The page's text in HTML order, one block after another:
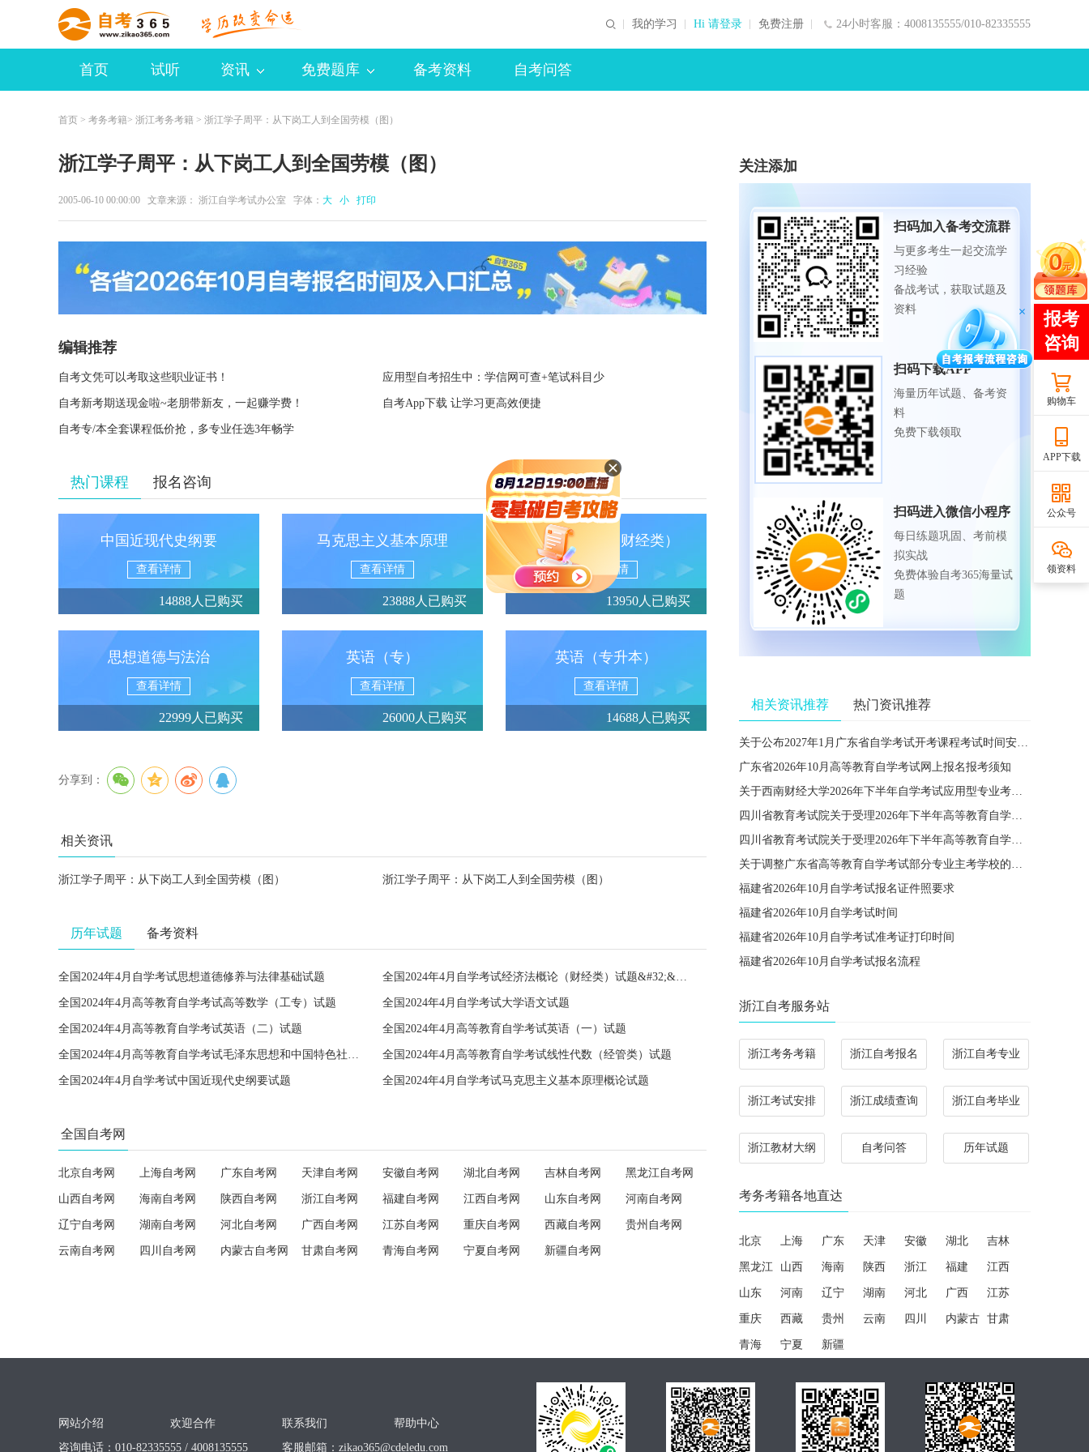
24小时客服：4008135555/010-82335555
我的学习 Hi 请登录 免费注册
首页 试听 资讯 免费题库 备考资料 自考问答
首页 > 考务考籍> 浙江考务考籍 > 浙江学子周平：从下岗工人到全国劳模（图）
浙江学子周平：从下岗工人到全国劳模（图）
2005-06-10 00:00:00 文章来源： 浙江自学考试办公室 字体： 大 小 打印
编辑推荐
自考文凭可以考取这些职业证书！ 应用型自考招生中：学信网可查+笔试科目少
自考新考期送现金啦~老朋带新友，一起赚学费！ 自考App下载 让学习更高效便捷
自考专/本全套课程低价抢，多专业任选3年畅学
热门课程 报名咨询
中国近现代史纲要
查看详情
14888人已购买
马克思主义基本原理
查看详情
23888人已购买
政治经济学（财经类）
查看详情
13950人已购买
思想道德与法治
查看详情
22999人已购买
英语（专）
查看详情
26000人已购买
英语（专升本）
查看详情
14688人已购买
分享到：
相关资讯
浙江学子周平：从下岗工人到全国劳模（图） 浙江学子周平：从下岗工人到全国劳模（图）
历年试题 备考资料
全国2024年4月自学考试思想道德修养与法律基础试题 全国2024年4月自学考试经济法概论（财经类）试题&#32;&#32;
全国2024年4月高等教育自学考试高等数学（工专）试题 全国2024年4月自学考试大学语文试题
全国2024年4月高等教育自学考试英语（二）试题 全国2024年4月高等教育自学考试英语（一）试题
全国2024年4月高等教育自学考试毛泽东思想和中国特色社会主义理论体系概论试题 全国2024年4月高等教育自学考试线性代数（经管类）试题
全国2024年4月自学考试中国近现代史纲要试题 全国2024年4月自学考试马克思主义基本原理概论试题
全国自考网
北京自考网 上海自考网 广东自考网 天津自考网 安徽自考网 湖北自考网 吉林自考网 黑龙江自考网
山西自考网 海南自考网 陕西自考网 浙江自考网 福建自考网 江西自考网 山东自考网 河南自考网
辽宁自考网 湖南自考网 河北自考网 广西自考网 江苏自考网 重庆自考网 西藏自考网 贵州自考网
云南自考网 四川自考网 内蒙古自考网 甘肃自考网 青海自考网 宁夏自考网 新疆自考网
关注添加
扫码加入备考交流群
与更多考生一起交流学
习经验
备战考试，获取试题及
资料
扫码下载APP
海量历年试题、备考资
料
免费下载领取
扫码进入微信小程序
每日练题巩固、考前模
拟实战
免费体验自考365海量试
题
相关资讯推荐 热门资讯推荐
关于公布2027年1月广东省自学考试开考课程考试时间安排和使用教材的通知
广东省2026年10月高等教育自学考试网上报名报考须知
关于西南财经大学2026年下半年自学考试应用型专业考籍更改办理的通知
四川省教育考试院关于受理2026年下半年高等教育自学考试省际转考申请的通告
四川省教育考试院关于受理2026年下半年高等教育自学考试考籍更改申请的通告
关于调整广东省高等教育自学考试部分专业主考学校的通知
福建省2026年10月自学考试报名证件照要求
福建省2026年10月自学考试时间
福建省2026年10月自学考试准考证打印时间
福建省2026年10月自学考试报名流程
浙江自考服务站
浙江考务考籍 浙江自考报名 浙江自考专业
浙江考试安排 浙江成绩查询 浙江自考毕业
浙江教材大纲 自考问答 历年试题
考务考籍各地直达
北京 上海 广东 天津 安徽 湖北 吉林
黑龙江 山西 海南 陕西 浙江 福建 江西
山东 河南 辽宁 湖南 河北 广西 江苏
重庆 西藏 贵州 云南 四川 内蒙古 甘肃
青海 宁夏 新疆
购物车
APP下载
公众号
领资料
网站介绍 欢迎合作 联系我们
帮助中心
咨询电话：010-82335555 / 4008135555
客服邮箱： zikao365@cdeledu.com